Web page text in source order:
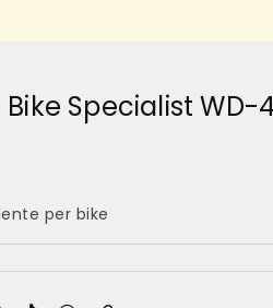
Specialist WD-
per bike